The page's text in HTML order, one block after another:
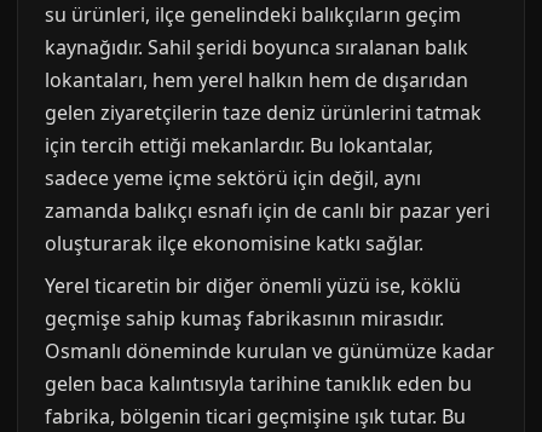
su ürünleri, ilçe genelindeki balıkçıların geçim
kaynağıdır. Sahil şeridi boyunca sıralanan balık
lokantaları, hem yerel halkın hem de dışarıdan
gelen ziyaretçilerin taze deniz ürünlerini tatmak
için tercih ettiği mekanlardır. Bu lokantalar,
sadece yeme içme sektörü için değil, aynı
zamanda balıkçı esnafı için de canlı bir pazar yeri
oluşturarak ilçe ekonomisine katkı sağlar.
Yerel ticaretin bir diğer önemli yüzü ise, köklü
geçmişe sahip kumaş fabrikasının mirasıdır.
Osmanlı döneminde kurulan ve günümüze kadar
gelen baca kalıntısıyla tarihine tanıklık eden bu
fabrika, bölgenin ticari geçmişine ışık tutar. Bu